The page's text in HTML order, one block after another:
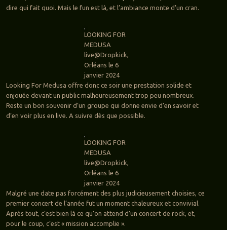
dire qui fait quoi. Mais le fun est là, et l’ambiance monte d’un cran.
LOOKING FOR
MEDUSA
live@Dropkick,
Orléans le 6
janvier 2024
Looking For Medusa offre donc ce soir une prestation solide et
enjouée devant un public malheureusement trop peu nombreux.
Reste un bon souvenir d’un groupe qui donne envie d’en savoir et
d’en voir plus en live. A suivre dès que possible.
LOOKING FOR
MEDUSA
live@Dropkick,
Orléans le 6
janvier 2024
Malgré une date pas forcément des plus judicieusement choisies, ce
premier concert de l’année fut un moment chaleureux et convivial.
Après tout, c’est bien là ce qu’on attend d’un concert de rock, et,
pour le coup, c’est « mission accomplie ».